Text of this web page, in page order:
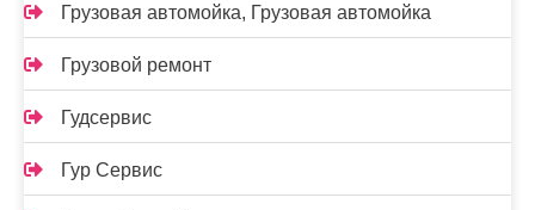
Грузовая автомойка, Грузовая автомойка
Грузовой ремонт
Гудсервис
Гур Сервис